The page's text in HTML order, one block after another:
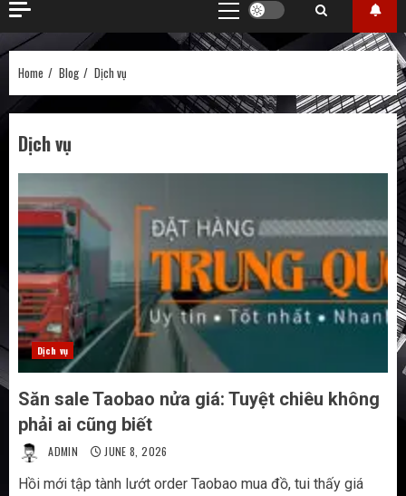
Primary
Menu
Home Blog Dịch vụ
Dịch vụ
Dịch vụ
Săn sale Taobao nửa giá: Tuyệt chiêu không
phải ai cũng biết
ADMIN JUNE 8, 2026
Hồi mới tập tành lướt order Taobao mua đồ, tui thấy giá